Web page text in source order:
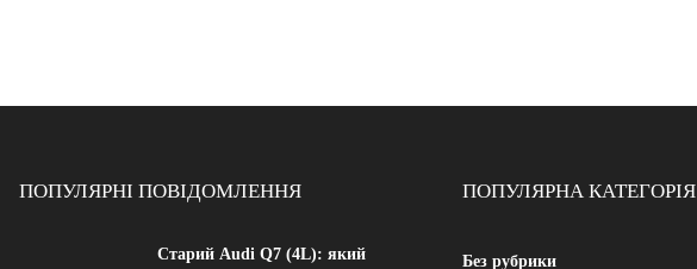
ПОПУЛЯРНІ ПОВІДОМЛЕННЯ
Старий Audi Q7 (4L): який
ПОПУЛЯРНА КАТЕГОРІЯ
Без рубрики